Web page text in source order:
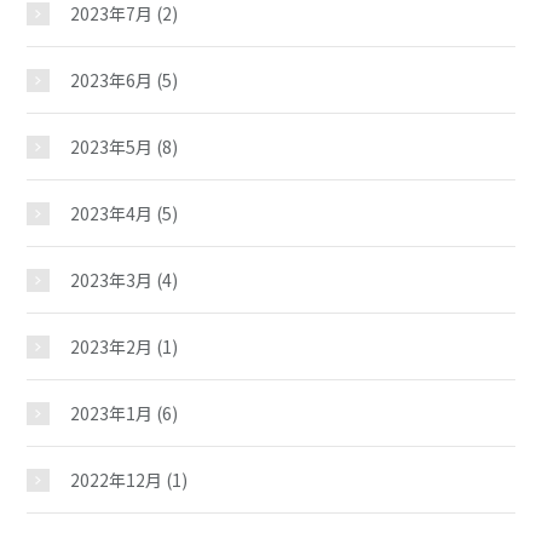
馬場児童館
じどうかんだより
スケジュール
施設紹介
2023年7月 (2)
2023年6月 (5)
2023年5月 (8)
2023年4月 (5)
2023年3月 (4)
2023年2月 (1)
2023年1月 (6)
2022年12月 (1)